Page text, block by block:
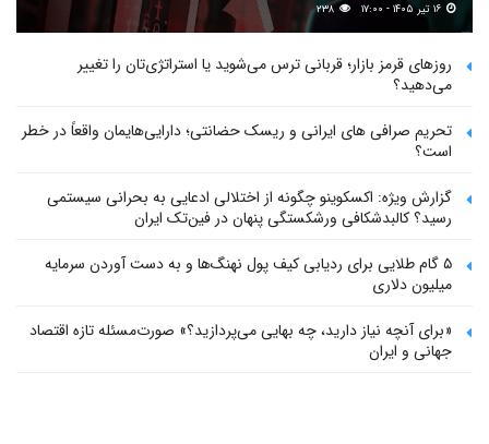
۲۳۸
روزهای قرمز بازار؛ قربانی ترس می‌شوید یا استراتژی‌تان را تغییر
می‌دهید؟
تحریم صرافی های ایرانی و ریسک حضانتی؛ دارایی‌هایمان واقعاً در خطر
است؟
گزارش ویژه: اکسکوینو چگونه از اختلالی ادعایی به بحرانی سیستمی
رسید؟ کالبدشکافی ورشکستگی پنهان در فین‌تک ایران
۵ گام طلایی برای ردیابی کیف پول‌ نهنگ‌ها و به دست آوردن سرمایه
میلیون دلاری
«برای آنچه نیاز دارید، چه بهایی می‌پردازید؟» صورت‌مسئله تازه اقتصاد
جهانی و ایران